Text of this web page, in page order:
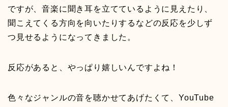
ですが、音楽に聞き耳を立てているように見えたり、
聞こえてくる方向を向いたりするなどの反応を少しず
つ見せるようになってきました。
反応があると、やっぱり嬉しいんですよね！
色々なジャンルの音を聴かせてあげたくて、YouTube